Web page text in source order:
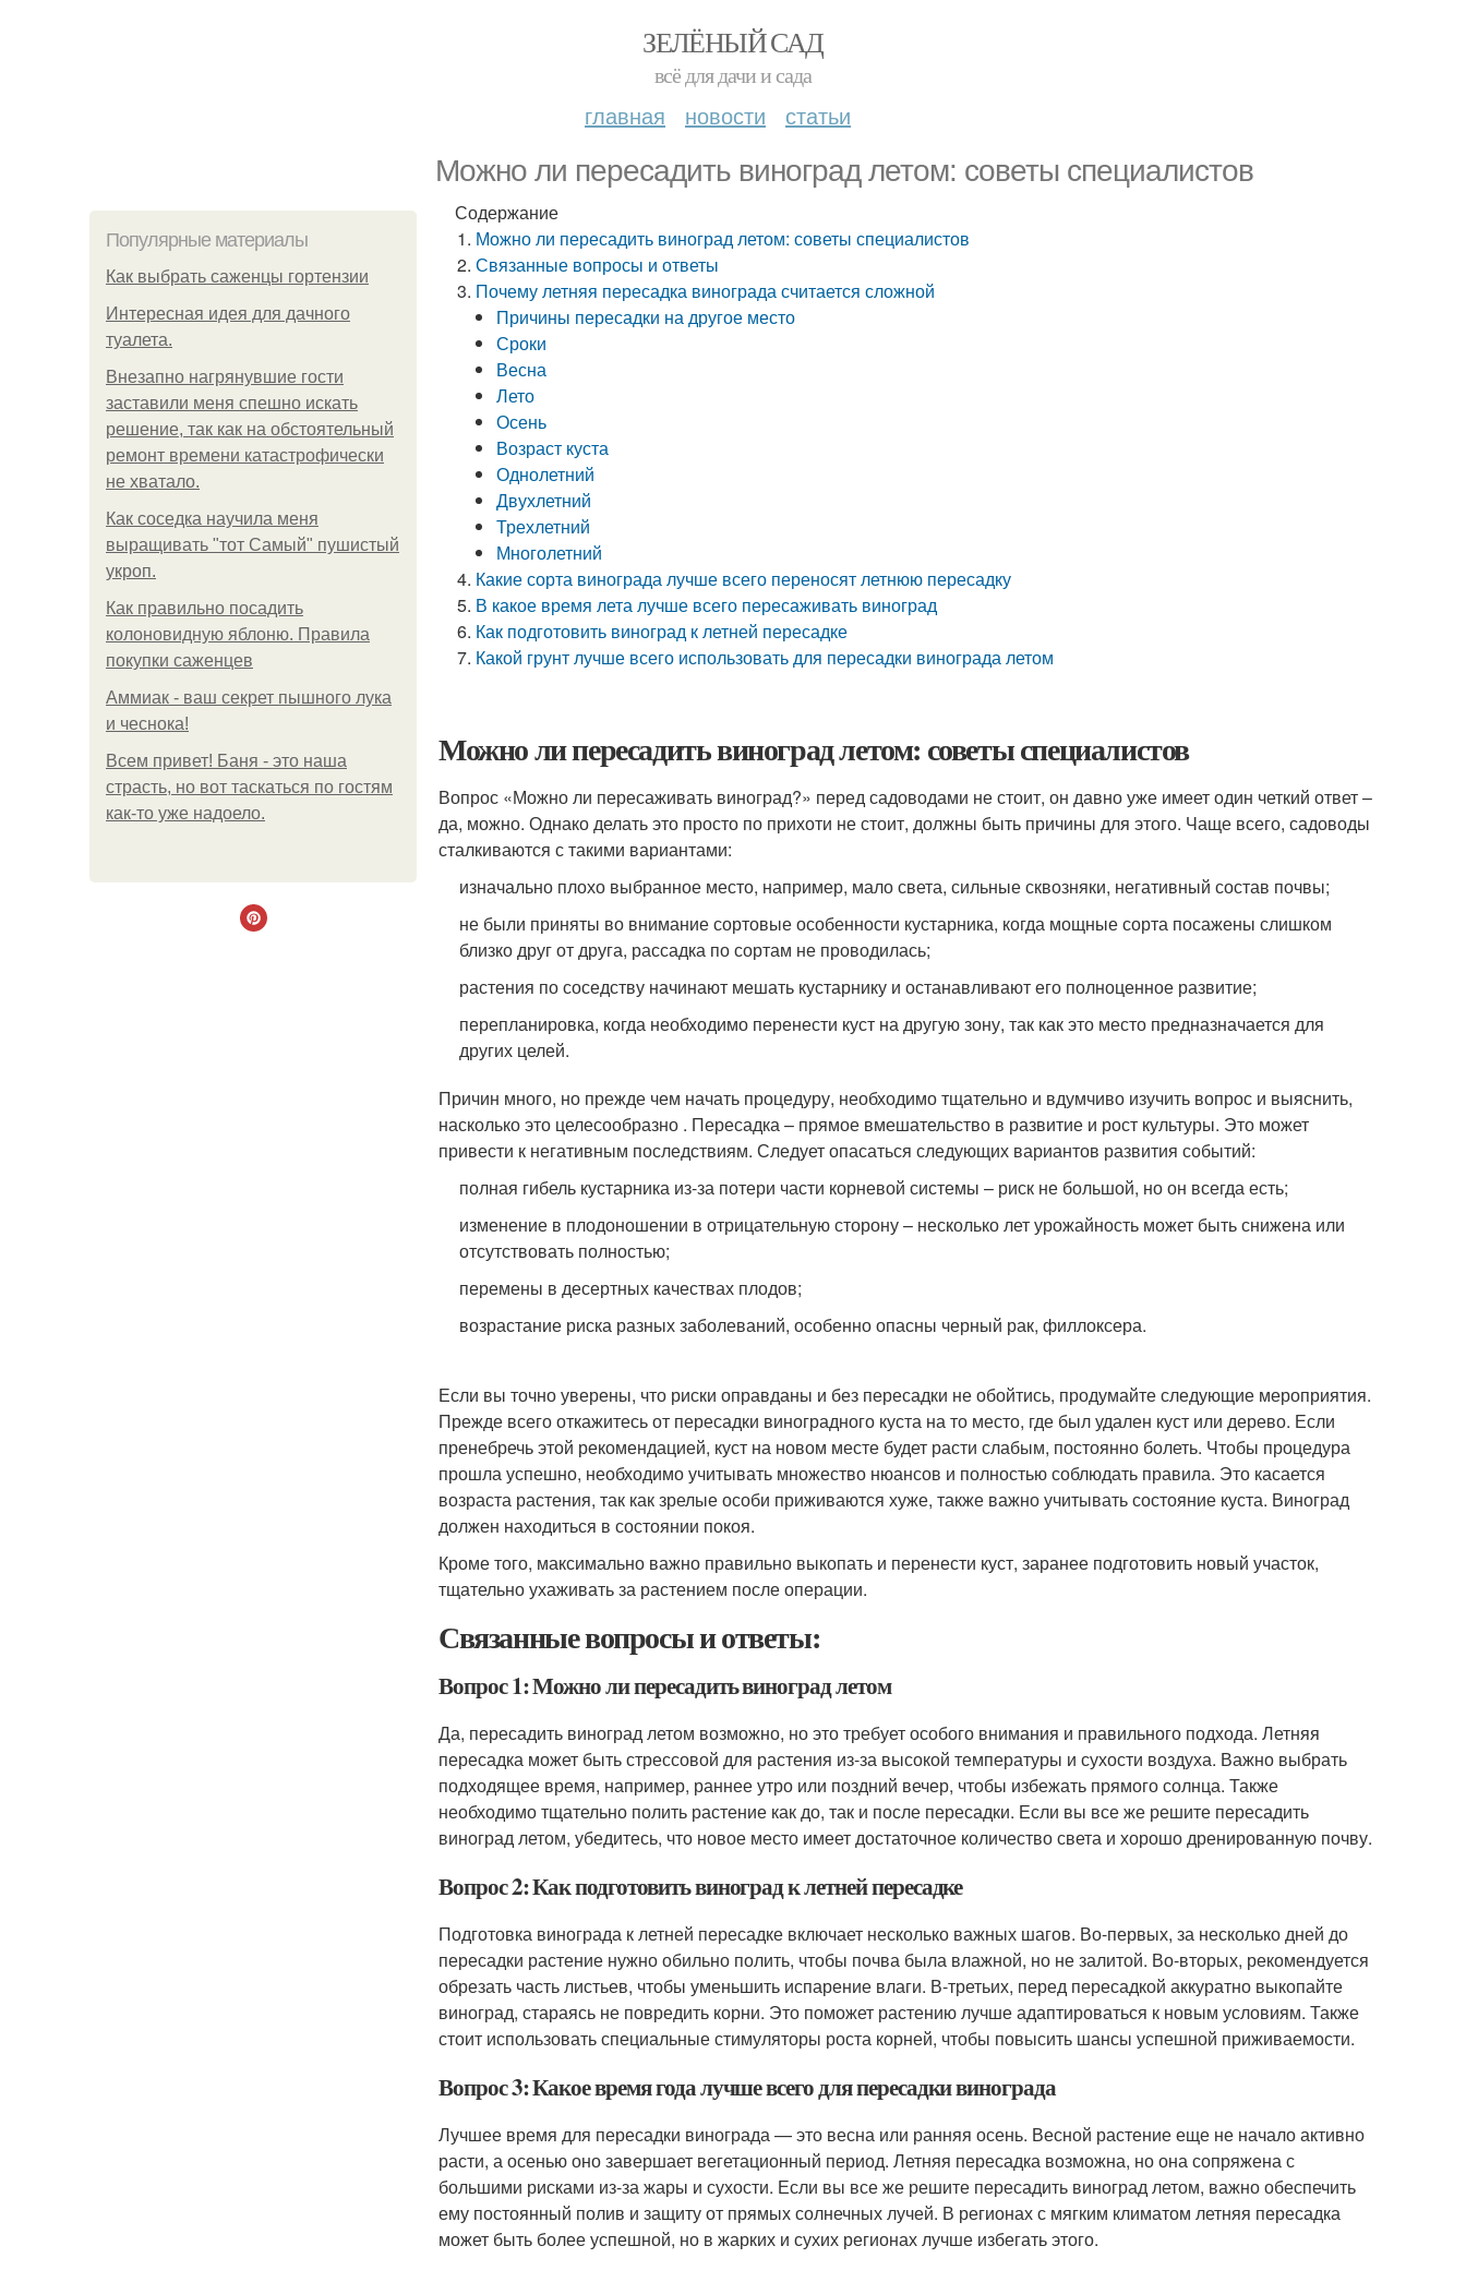
ЗЕЛЁНЫЙ САД
всё для дачи и сада
главная новости статьи
Можно ли пересадить виноград летом: советы специалистов
Популярные материалы
Как выбрать саженцы гортензии
Интересная идея для дачного
туалета.
Внезапно нагрянувшие гости
заставили меня спешно искать
решение, так как на обстоятельный
ремонт времени катастрофически
не хватало.
Как соседка научила меня
выращивать "тот Самый" пушистый
укроп.
Как правильно посадить
колоновидную яблоню. Правила
покупки саженцев
Аммиак - ваш секрет пышного лука
и чеснока!
Всем привет! Баня - это наша
страсть, но вот таскаться по гостям
как-то уже надоело.
Содержание
Можно ли пересадить виноград летом: советы специалистов
Связанные вопросы и ответы
Почему летняя пересадка винограда считается сложной
Причины пересадки на другое место
Сроки
Весна
Лето
Осень
Возраст куста
Однолетний
Двухлетний
Трехлетний
Многолетний
Какие сорта винограда лучше всего переносят летнюю пересадку
В какое время лета лучше всего пересаживать виноград
Как подготовить виноград к летней пересадке
Какой грунт лучше всего использовать для пересадки винограда летом
Можно ли пересадить виноград летом: советы специалистов
Вопрос «Можно ли пересаживать виноград?» перед садоводами не стоит, он давно уже имеет один четкий ответ –
да, можно. Однако делать это просто по прихоти не стоит, должны быть причины для этого. Чаще всего, садоводы
сталкиваются с такими вариантами:
изначально плохо выбранное место, например, мало света, сильные сквозняки, негативный состав почвы;
не были приняты во внимание сортовые особенности кустарника, когда мощные сорта посажены слишком
близко друг от друга, рассадка по сортам не проводилась;
растения по соседству начинают мешать кустарнику и останавливают его полноценное развитие;
перепланировка, когда необходимо перенести куст на другую зону, так как это место предназначается для
других целей.
Причин много, но прежде чем начать процедуру, необходимо тщательно и вдумчиво изучить вопрос и выяснить,
насколько это целесообразно . Пересадка – прямое вмешательство в развитие и рост культуры. Это может
привести к негативным последствиям. Следует опасаться следующих вариантов развития событий:
полная гибель кустарника из-за потери части корневой системы – риск не большой, но он всегда есть;
изменение в плодоношении в отрицательную сторону – несколько лет урожайность может быть снижена или
отсутствовать полностью;
перемены в десертных качествах плодов;
возрастание риска разных заболеваний, особенно опасны черный рак, филлоксера.
Если вы точно уверены, что риски оправданы и без пересадки не обойтись, продумайте следующие мероприятия.
Прежде всего откажитесь от пересадки виноградного куста на то место, где был удален куст или дерево. Если
пренебречь этой рекомендацией, куст на новом месте будет расти слабым, постоянно болеть. Чтобы процедура
прошла успешно, необходимо учитывать множество нюансов и полностью соблюдать правила. Это касается
возраста растения, так как зрелые особи приживаются хуже, также важно учитывать состояние куста. Виноград
должен находиться в состоянии покоя.
Кроме того, максимально важно правильно выкопать и перенести куст, заранее подготовить новый участок,
тщательно ухаживать за растением после операции.
Связанные вопросы и ответы:
Вопрос 1: Можно ли пересадить виноград летом
Да, пересадить виноград летом возможно, но это требует особого внимания и правильного подхода. Летняя
пересадка может быть стрессовой для растения из-за высокой температуры и сухости воздуха. Важно выбрать
подходящее время, например, раннее утро или поздний вечер, чтобы избежать прямого солнца. Также
необходимо тщательно полить растение как до, так и после пересадки. Если вы все же решите пересадить
виноград летом, убедитесь, что новое место имеет достаточное количество света и хорошо дренированную почву.
Вопрос 2: Как подготовить виноград к летней пересадке
Подготовка винограда к летней пересадке включает несколько важных шагов. Во-первых, за несколько дней до
пересадки растение нужно обильно полить, чтобы почва была влажной, но не залитой. Во-вторых, рекомендуется
обрезать часть листьев, чтобы уменьшить испарение влаги. В-третьих, перед пересадкой аккуратно выкопайте
виноград, стараясь не повредить корни. Это поможет растению лучше адаптироваться к новым условиям. Также
стоит использовать специальные стимуляторы роста корней, чтобы повысить шансы успешной приживаемости.
Вопрос 3: Какое время года лучше всего для пересадки винограда
Лучшее время для пересадки винограда — это весна или ранняя осень. Весной растение еще не начало активно
расти, а осенью оно завершает вегетационный период. Летняя пересадка возможна, но она сопряжена с
большими рисками из-за жары и сухости. Если вы все же решите пересадить виноград летом, важно обеспечить
ему постоянный полив и защиту от прямых солнечных лучей. В регионах с мягким климатом летняя пересадка
может быть более успешной, но в жарких и сухих регионах лучше избегать этого.